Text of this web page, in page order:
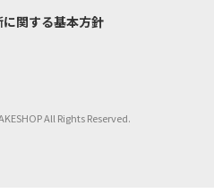
に関する基本方針
All Rights Reserved.